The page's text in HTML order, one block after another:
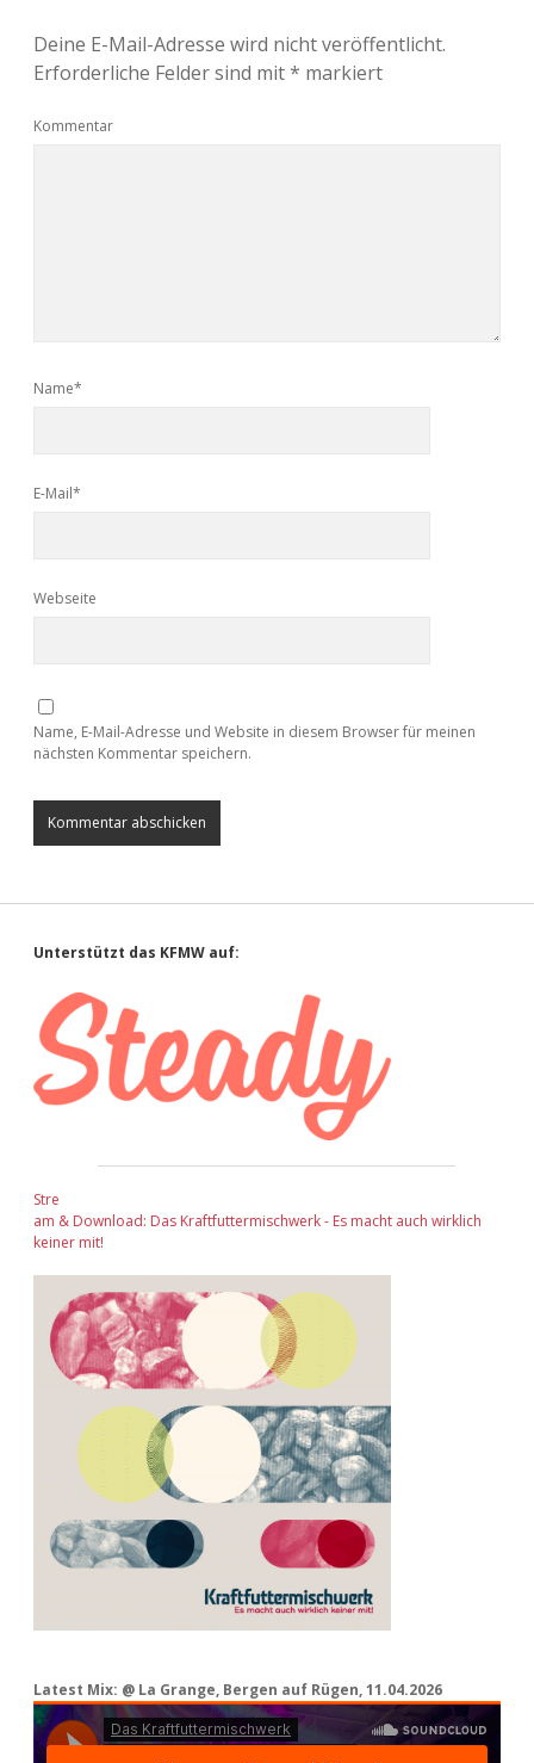
Deine E-Mail-Adresse wird nicht veröffentlicht.
Erforderliche Felder sind mit* markiert
Kommentar
Name*
E-Mail*
Webseite
Name, E-Mail-Adresse und Website in diesem Browser für meinen
nächsten Kommentar speichern.
Sidebar
Unterstützt das KFMW auf:
Stre
am & Download: Das Kraftfuttermischwerk - Es macht auch wirklich
keiner mit!
Latest Mix: @ La Grange, Bergen auf Rügen, 11.04.2026